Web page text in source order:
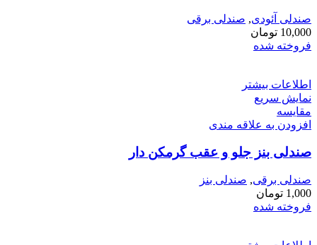
صندلی آئودی, صندلی برقی
10,000 تومان
فروخته شده
اطلاعات بیشتر
نمایش سریع
مقايسه
افزودن به علاقه مندی
صندلی بنز جلو و عقب گرمکن دار
صندلی برقی, صندلی بنز
1,000 تومان
فروخته شده